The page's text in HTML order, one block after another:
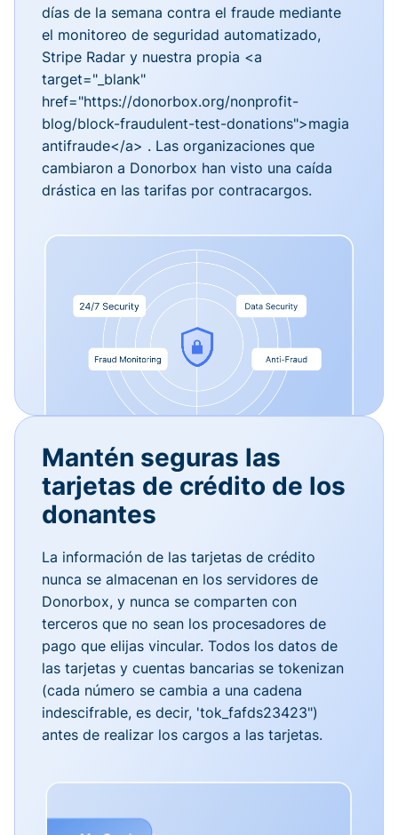
días de la semana contra el fraude mediante
el monitoreo de seguridad automatizado,
Stripe Radar y nuestra propia <a
target="_blank"
href="https://donorbox.org/nonprofit-
blog/block-fraudulent-test-donations">magia
antifraude</a> . Las organizaciones que
cambiaron a Donorbox han visto una caída
drástica en las tarifas por contracargos.
Mantén seguras las
tarjetas de crédito de los
donantes
La información de las tarjetas de crédito
nunca se almacenan en los servidores de
Donorbox, y nunca se comparten con
terceros que no sean los procesadores de
pago que elijas vincular. Todos los datos de
las tarjetas y cuentas bancarias se tokenizan
(cada número se cambia a una cadena
indescifrable, es decir, 'tok_fafds23423")
antes de realizar los cargos a las tarjetas.